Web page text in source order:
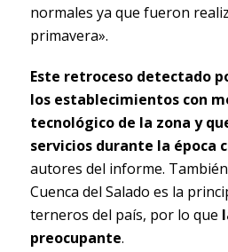
normales ya que fueron
primavera».
Este retroceso detectado
los establecimientos con
tecnológico de la zona y
servicios durante la época
autores del informe.
Cuenca del Salado es la
terneros del país, por lo que
preocupante.